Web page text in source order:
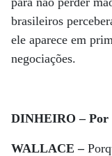
brasileiros
ele aparece em
negociações.
DINHEIRO – Por
WALLACE –